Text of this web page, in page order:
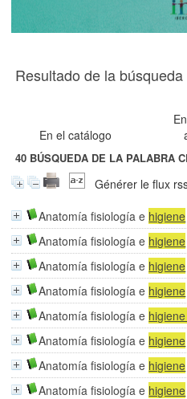
Resultado de la búsqueda
En el catálogo
40 BÚSQUEDA DE LA PALABRA
Générer le flux
Anatomía fisiología e higiene
Anatomía fisiología e higiene
Anatomía fisiología e higiene
Anatomía fisiología e higiene
Anatomía fisiología e
Anatomía fisiología e higiene
Anatomía fisiología e higiene
Anatomía fisiología e higiene